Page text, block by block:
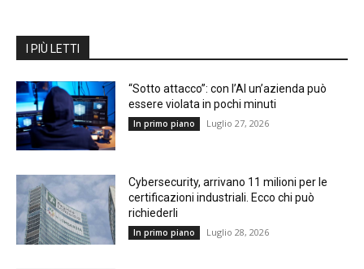
I PIÙ LETTI
“Sotto attacco”: con l’AI un’azienda può
essere violata in pochi minuti
In primo piano Luglio 27, 2026
Cybersecurity, arrivano 11 milioni per le
certificazioni industriali. Ecco chi può
richiederli
In primo piano Luglio 28, 2026